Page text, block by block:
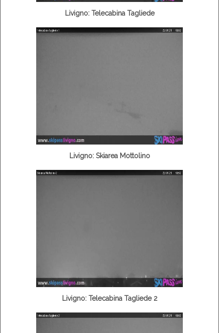
Livigno: Telecabina Tagliede
Livigno: Skiarea Mottolino
Livigno: Telecabina Tagliede 2